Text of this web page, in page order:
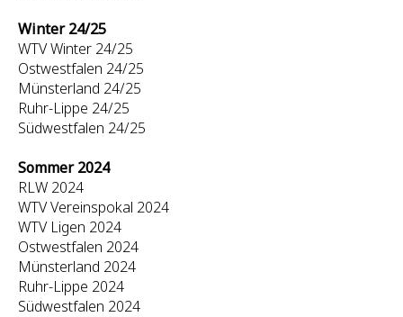
Winter 24/25
WTV Winter 24/25
Ostwestfalen 24/25
Münsterland 24/25
Ruhr-Lippe 24/25
Südwestfalen 24/25
Sommer 2024
RLW 2024
WTV Vereinspokal 2024
WTV Ligen 2024
Ostwestfalen 2024
Münsterland 2024
Ruhr-Lippe 2024
Südwestfalen 2024